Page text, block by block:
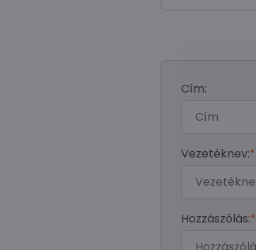
Cím:
Vezetéknev:*
Hozzászólás:*